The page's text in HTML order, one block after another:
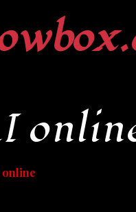
online